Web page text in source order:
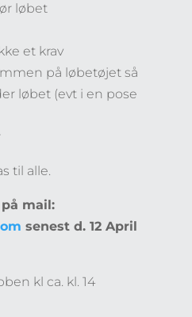
løbet
et krav
på løbetøjet så
løbet (evt i en pose
til alle.
mail:
senest d. 12 April
kl ca. kl. 14